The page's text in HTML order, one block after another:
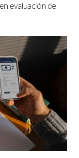
evaluación de